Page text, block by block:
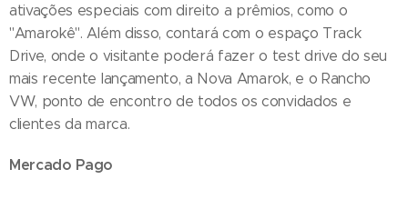
ativações especiais com direito a prêmios, como o
"Amarokê". Além disso, contará com o espaço Track
Drive, onde o visitante poderá fazer o test drive do seu
mais recente lançamento, a Nova Amarok, e o Rancho
VW, ponto de encontro de todos os convidados e
clientes da marca.
Mercado Pago